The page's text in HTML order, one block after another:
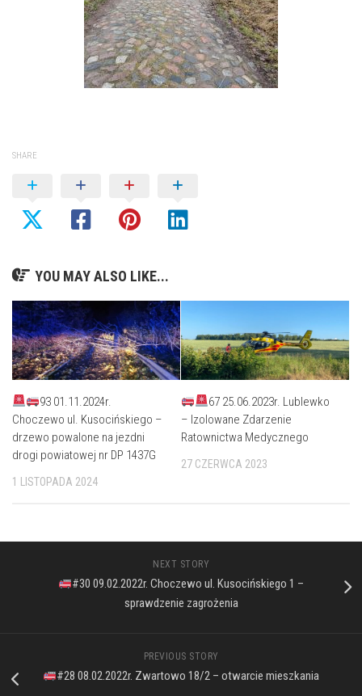
SHARE
YOU MAY ALSO LIKE...
93 01.11.2024r.
Choczewo ul. Kusocińskiego –
drzewo powalone na jezdni
drogi powiatowej nr DP 1437G
1 LISTOPADA 2024
67 25.06.2023r. Lublewko
– Izolowane Zdarzenie
Ratownictwa Medycznego
27 CZERWCA 2023
NEXT STORY
#30 09.02.2022r. Choczewo ul. Kusocińskiego 1 –
sprawdzenie zagrożenia
PREVIOUS STORY
#28 08.02.2022r. Zwartowo 18/2 – otwarcie mieszkania